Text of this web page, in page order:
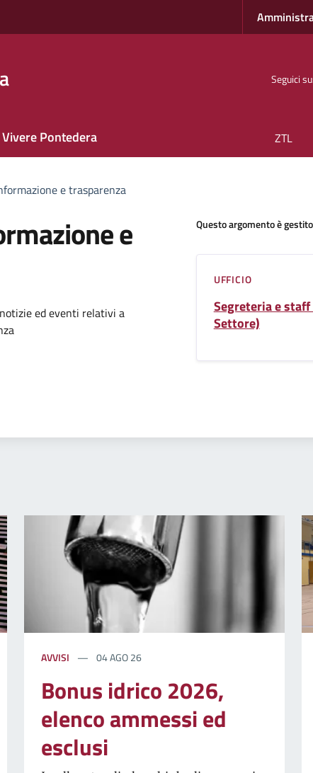
Seguici su:
Vivere Pontedera ZTL
e trasparenza
e
ed eventi relativi a
Questo argomento è
UFFICIO
Segreteria e
Settore)
AVVISI 04 AGO 26
Bonus idrico 2026,
elenco ammessi ed
esclusi